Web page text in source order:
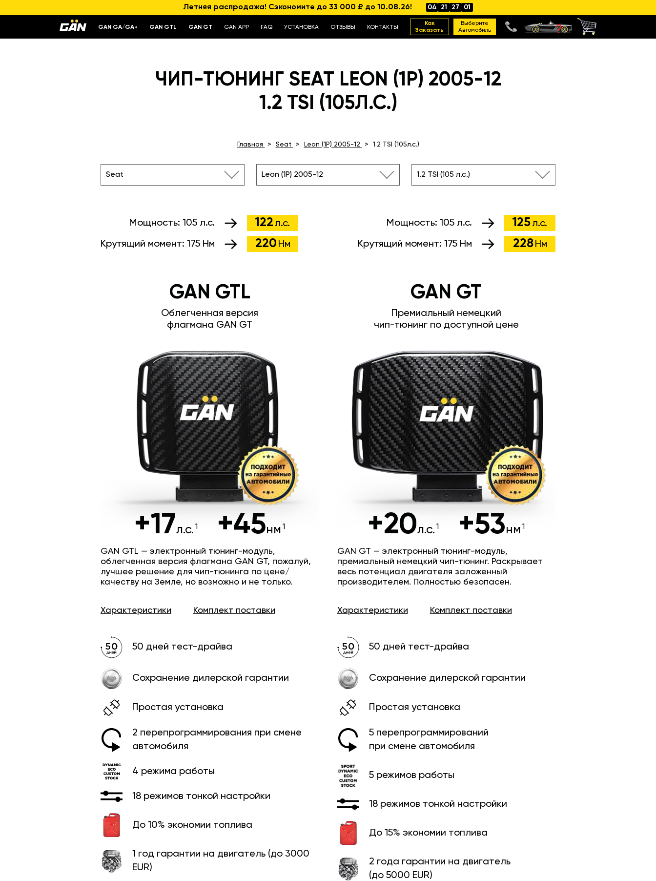
Летняя распродажа! Сэкономите до 33 000 ₽ до 10.08.26! 04 21 27 00
GAN GA/GA+ GAN GTL GAN GT GAN APP FAQ УСТАНОВКА ОТЗЫВЫ КОНТАКТЫ
Как
Заказать
Выберите
Автомобиль
ЧИП-ТЮНИНГ SEAT LEON (1P) 2005-12
1.2 TSI (105Л.С.)
Главная Seat Leon (1P) 2005-12 1.2 TSI (105л.с.)
Seat Leon (1P) 2005-12 1.2 TSI (105 л.с.)
Мощность: 105 л.с. 125 л.с.
Крутящий момент: 175 Нм 228 Нм
Мощность: 105 л.с. 122 л.с.
Крутящий момент: 175 Нм 220 Нм
GAN GT
Премиальный немецкий
чип-тюнинг по доступной цене
+20л.с. +53нм
GAN GT — электронный тюнинг-модуль,
премиальный немецкий чип-тюнинг. Раскрывает
весь потенциал двигателя заложенный
производителем. Полностью безопасен.
Характеристики Комплект поставки
50 дней тест-драйва
Сохранение дилерской гарантии
Простая установка
5 перепрограмми­рований
при смене автомобиля
5 режимов работы
18 режимов тонкой настройки
До 15% экономии топлива
2 года гарантии на двигатель
(до 5000 EUR)
GAN GTL
Облегченная версия
флагмана GAN GT
+17л.с. +45нм
GAN GTL — электронный тюнинг-модуль,
облегченная версия флагмана GAN GT, пожалуй,
лучшее решение для чип-тюнинга по цене/
качеству на Земле, но возможно и не только.
Характеристики Комплект поставки
50 дней тест-драйва
Сохранение дилерской гарантии
Простая установка
2 перепрограммирования при смене
автомобиля
4 режима работы
18 режимов тонкой настройки
До 10% экономии топлива
1 год гарантии на двигатель (до 3000
EUR)